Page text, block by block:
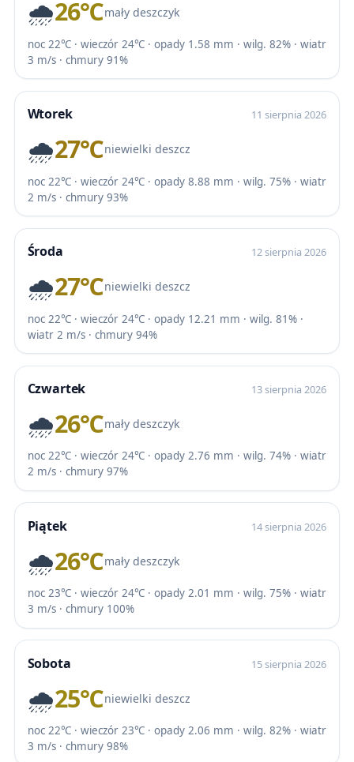
🌧️26℃mały deszczyk
noc 22℃ · wieczór 24℃ · opady 1.58 mm · wilg. 82% · wiatr
3 m/s · chmury 91%
Wtorek 11 sierpnia 2026
🌧️27℃niewielki deszcz
noc 22℃ · wieczór 24℃ · opady 8.88 mm · wilg. 75% · wiatr
2 m/s · chmury 93%
Środa 12 sierpnia 2026
🌧️27℃niewielki deszcz
noc 22℃ · wieczór 24℃ · opady 12.21 mm · wilg. 81% ·
wiatr 2 m/s · chmury 94%
Czwartek 13 sierpnia 2026
🌧️26℃mały deszczyk
noc 22℃ · wieczór 24℃ · opady 2.76 mm · wilg. 74% · wiatr
2 m/s · chmury 97%
Piątek 14 sierpnia 2026
🌧️26℃mały deszczyk
noc 23℃ · wieczór 24℃ · opady 2.01 mm · wilg. 75% · wiatr
3 m/s · chmury 100%
Sobota 15 sierpnia 2026
🌧️25℃niewielki deszcz
noc 22℃ · wieczór 23℃ · opady 2.06 mm · wilg. 82% · wiatr
3 m/s · chmury 98%